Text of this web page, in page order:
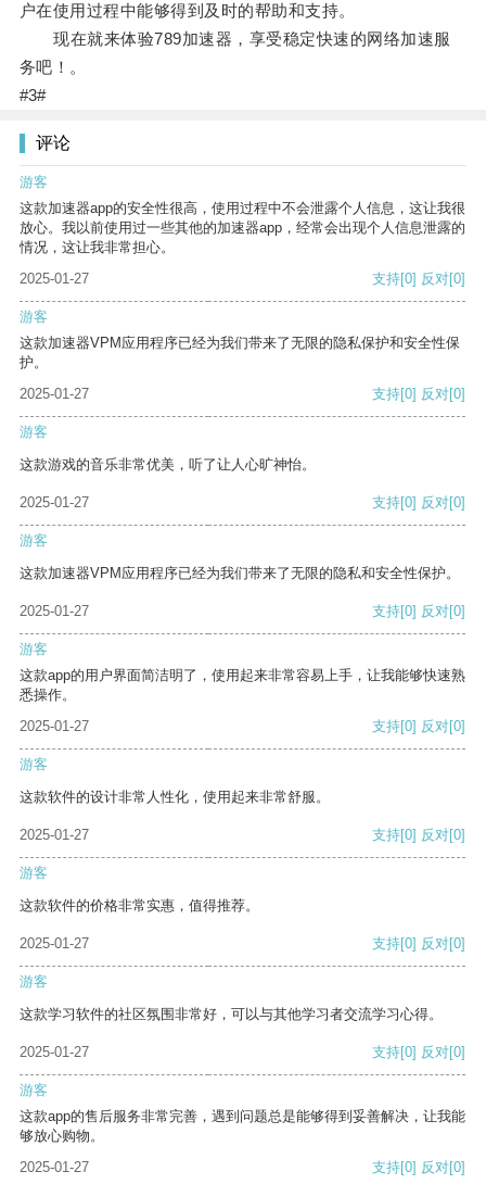
户在使用过程中能够得到及时的帮助和支持。
现在就来体验789加速器，享受稳定快速的网络加速服
务吧！。
#3#
评论
游客
这款加速器app的安全性很高，使用过程中不会泄露个人信息，这让我很
放心。我以前使用过一些其他的加速器app，经常会出现个人信息泄露的
情况，这让我非常担心。
2025-01-27
支持[0] 反对[0]
游客
这款加速器VPM应用程序已经为我们带来了无限的隐私保护和安全性保
护。
2025-01-27
支持[0] 反对[0]
游客
这款游戏的音乐非常优美，听了让人心旷神怡。
2025-01-27 支持[0] 反对[0]
游客
这款加速器VPM应用程序已经为我们带来了无限的隐私和安全性保护。
2025-01-27 支持[0] 反对[0]
游客
这款app的用户界面简洁明了，使用起来非常容易上手，让我能够快速熟
悉操作。
2025-01-27
支持[0] 反对[0]
游客
这款软件的设计非常人性化，使用起来非常舒服。
2025-01-27 支持[0] 反对[0]
游客
这款软件的价格非常实惠，值得推荐。
2025-01-27 支持[0] 反对[0]
游客
这款学习软件的社区氛围非常好，可以与其他学习者交流学习心得。
2025-01-27 支持[0] 反对[0]
游客
这款app的售后服务非常完善，遇到问题总是能够得到妥善解决，让我能
够放心购物。
2025-01-27
支持[0] 反对[0]